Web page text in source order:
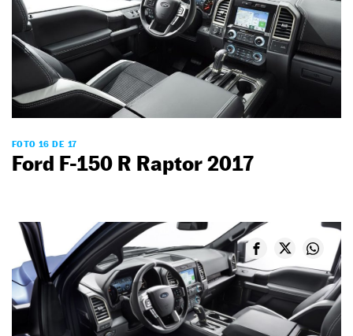
FOTO 16 DE 17
Ford F-150 R Raptor 2017